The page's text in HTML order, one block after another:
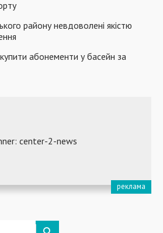
району невдоволені якістю
абонементи у басейн за